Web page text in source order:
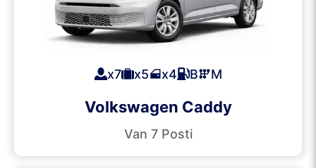
x7 x5 x4 B M
Volkswagen Caddy
Van 7 Posti